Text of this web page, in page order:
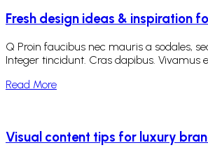
Fresh design ideas & inspiration
Q Proin faucibus nec mauris a sodales,
Integer tincidunt. Cras dapibus. Vivamus
Read More
Visual content tips for luxury